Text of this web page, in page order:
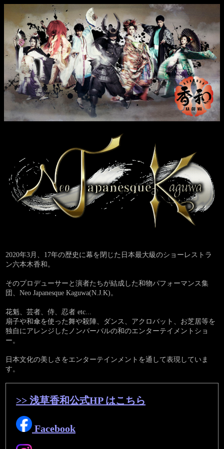
2020年3月、17年の歴史に幕を閉じた日本最大級のショーレストラ
ン六本木香和。
そのプロデューサーと演者たちが結成した和物パフォーマンス集
団、Neo Japanesque Kaguwa(N.J.K)。
花魁、芸者、侍、忍者 etc...
扇子や和傘を使った舞や殺陣、ダンス、アクロバット、お芝居等を
独自にアレンジしたノンバーバルの和のエンターテイメントショ
ー。
日本文化の美しさをエンターテインメントを通して表現していま
す。
>> 浅草香和公式HP はこちら
Facebook